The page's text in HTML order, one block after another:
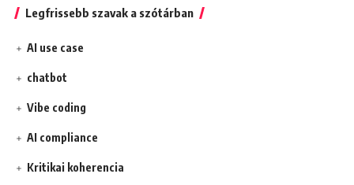
Legfrissebb szavak a szótárban
AI use case
chatbot
Vibe coding
AI compliance
Kritikai koherencia